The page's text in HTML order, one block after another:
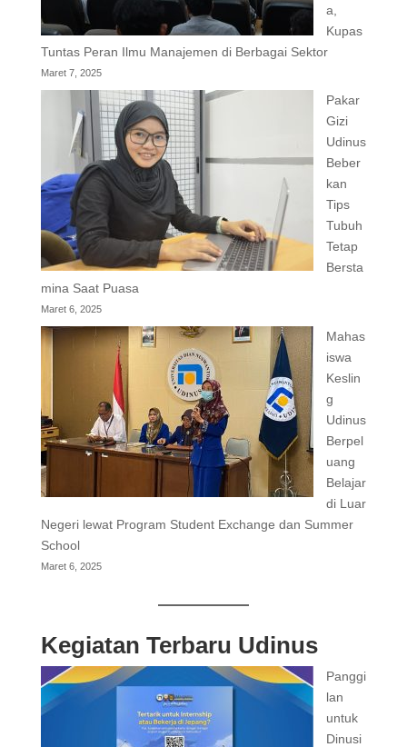
a,
Kupas
Tuntas Peran Ilmu Manajemen di Berbagai Sektor
Maret 7, 2025
Pakar
Gizi
Udinus
Beber
kan
Tips
Tubuh
Tetap
Bersta
mina Saat Puasa
Maret 6, 2025
Mahas
iswa
Keslin
g
Udinus
Berpel
uang
Belajar
di Luar
Negeri lewat Program Student Exchange dan Summer
School
Maret 6, 2025
Kegiatan Terbaru Udinus
Panggi
lan
untuk
Dinusi